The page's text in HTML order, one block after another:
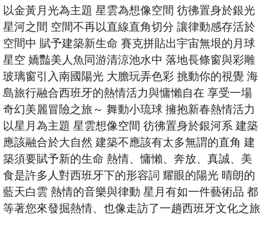
以金黃月光為主題 星雲為想像空間 彷彿置身於銀光
星河之間 空間不再以直線直角切分 讓律動感存活於
空間中 賦予建築新生命 賽克拼貼出宇宙無垠的月球
星空 嬌豔美人魚同游清涼池水中 落地長條窗與彩雕
玻璃窗引入南國陽光 大膽玩弄色彩 挑動你的視覺 海
島旅行融合西班牙的熱情活力與慵懶自在 享受一場
奇幻美麗冒險之旅～ 舞動小琉球 擁抱新春熱情活力
以星月為主題 星雲想像空間 彷彿置身於銀河系 建築
應該融合於大自然 建築不應該有太多無謂的直角 建
築須要賦予新的生命 熱情、慵懶、奔放、真誠、美
食是許多人對西班牙下的形容詞 耀眼的陽光 晴朗的
藍天白雲 熱情的音樂與律動 星月有如一件藝術品 都
等著您來發掘熱情、也像走訪了一趟西班牙文化之旅